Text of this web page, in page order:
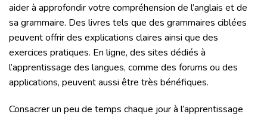
aider à approfondir votre compréhension de l’anglais et de
sa grammaire. Des livres tels que des grammaires ciblées
peuvent offrir des explications claires ainsi que des
exercices pratiques. En ligne, des sites dédiés à
l’apprentissage des langues, comme des forums ou des
applications, peuvent aussi être très bénéfiques.
Consacrer un peu de temps chaque jour à l’apprentissage